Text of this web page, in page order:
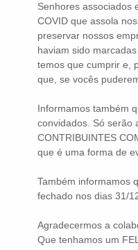
Senhores associados
COVID que assola
preservar nossos
haviam sido
temos que cumprir e,
que, se vocês
Informamos também
convidados. Só serão
CONTRIBUINTES
que é uma forma de
Também informamos
fechado nos dias 31/
Agradecermos a
Que tenhamos um